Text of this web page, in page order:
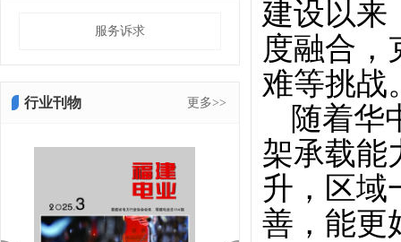
服务诉求
更多>>
行业刊物
建设以来
度融合，
难等挑战
随着华
架承载能
升，区域
善，能更